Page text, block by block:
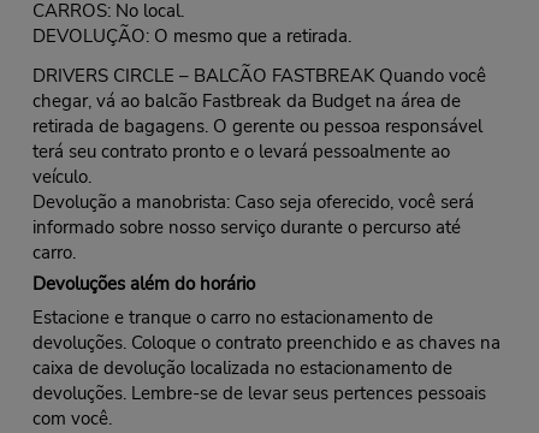
CARROS: No local.
DEVOLUÇÃO: O mesmo que a retirada.
DRIVERS CIRCLE – BALCÃO FASTBREAK Quando você
chegar, vá ao balcão Fastbreak da Budget na área de
retirada de bagagens. O gerente ou pessoa responsável
terá seu contrato pronto e o levará pessoalmente ao
veículo.
Devolução a manobrista: Caso seja oferecido, você será
informado sobre nosso serviço durante o percurso até
carro.
Devoluções além do horário
Estacione e tranque o carro no estacionamento de
devoluções. Coloque o contrato preenchido e as chaves na
caixa de devolução localizada no estacionamento de
devoluções. Lembre-se de levar seus pertences pessoais
com você.